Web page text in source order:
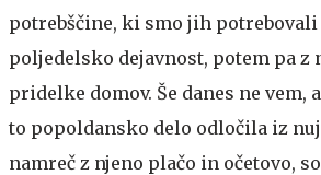
potrebščine, ki smo jih potrebovali
poljedelsko dejavnost, potem pa z
pridelke domov. Še danes ne vem,
to popoldansko delo odločila iz
namreč z njeno plačo in očetovo,